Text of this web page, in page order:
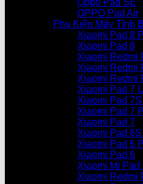
Oppo Pad SE
OPPO Pad Air
Phụ Kiện Máy Tính
Xiaomi Pad 8
Xiaomi Pad 8
Xiaomi Redmi
Xiaomi Redmi
Xiaomi Redmi
Xiaomi Pad 7
Xiaomi Pad
Xiaomi Pad 7
Xiaomi Pad 7
Xiaomi Pad
Xiaomi Pad 6
Xiaomi Pad 6
Xiaomi Mi Pad
Xiaomi Redmi